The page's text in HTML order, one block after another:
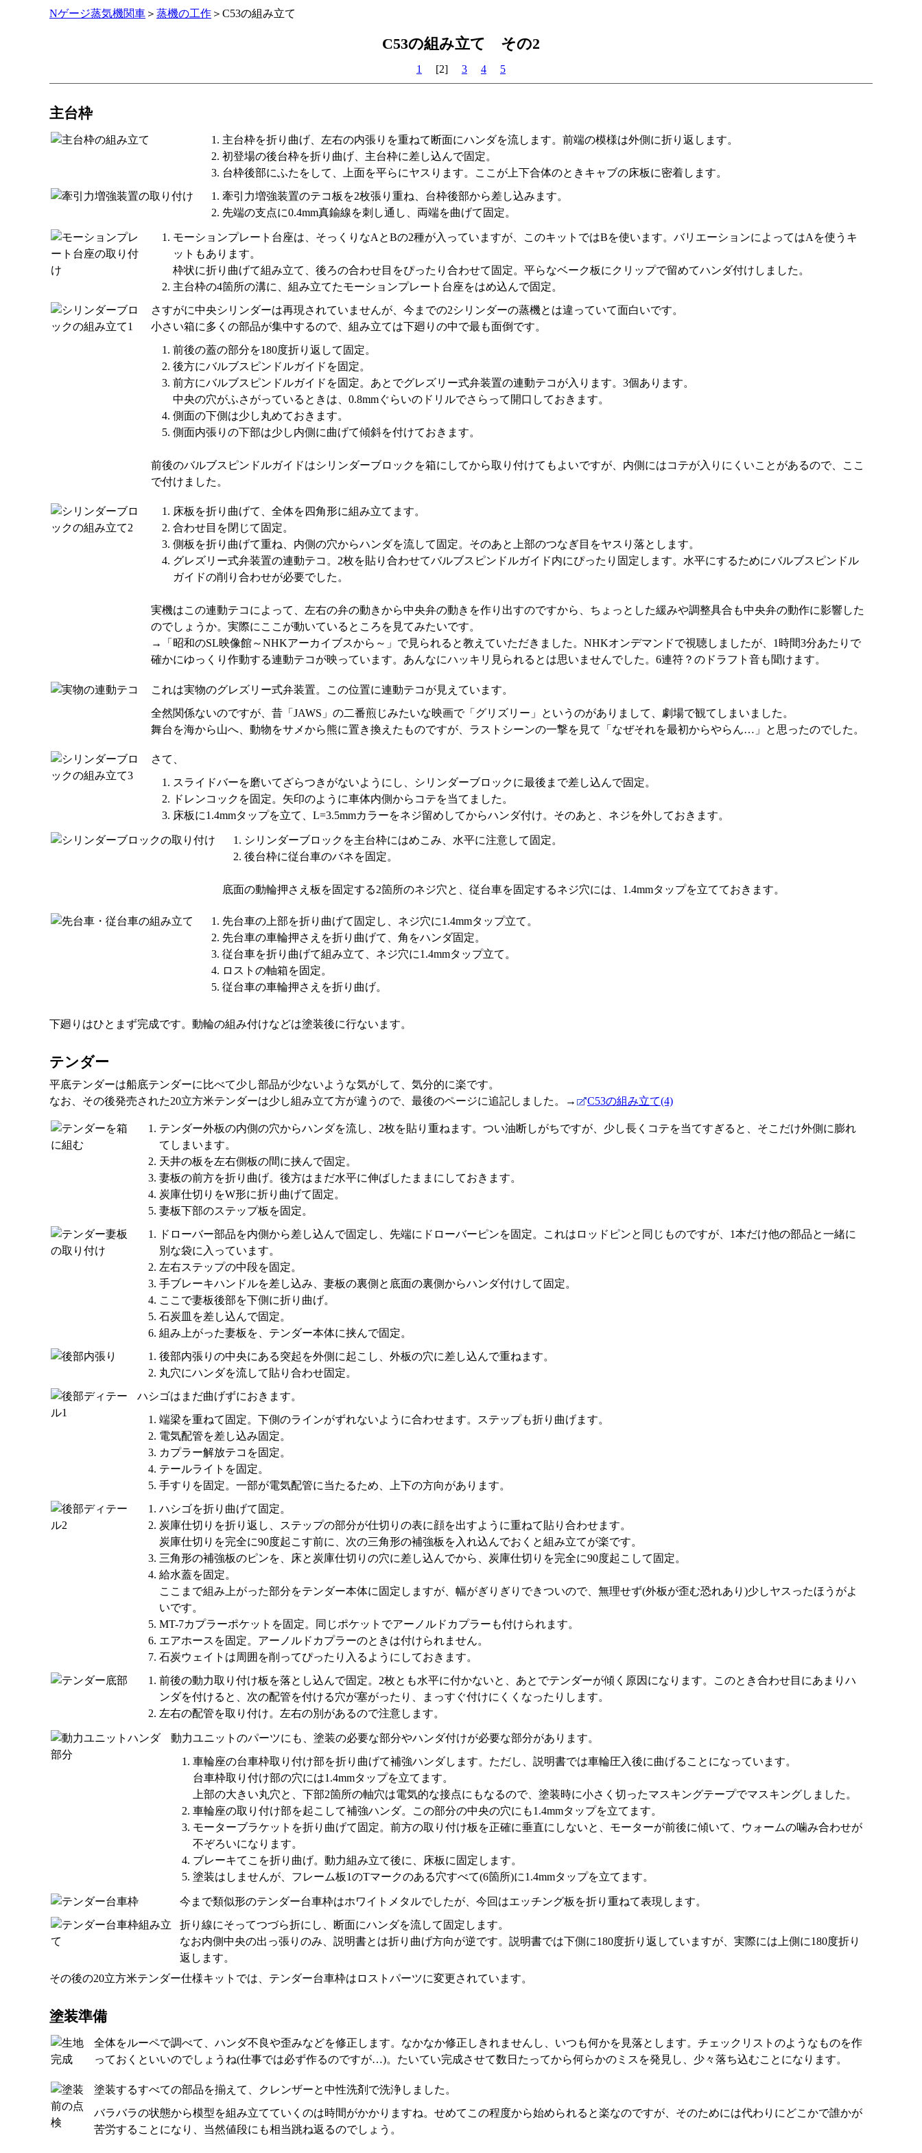
Nゲージ蒸気機関車 ＞ 蒸機の工作 ＞C53の組み立て
C53の組み立て その2
1 [2] 3 4 5
主台枠
主台枠を折り曲げ、左右の内張りを重ねて断面にハンダを流します。前端の模様は外側に折り返します。
初登場の後台枠を折り曲げ、主台枠に差し込んで固定。
台枠後部にふたをして、上面を平らにヤスります。ここが上下合体のときキャブの床板に密着します。
牽引力増強装置のテコ板を2枚張り重ね、台枠後部から差し込みます。
先端の支点に0.4mm真鍮線を刺し通し、両端を曲げて固定。
モーションプレート台座は、そっくりなAとBの2種が入っていますが、このキットではBを使います。バリエーションによってはAを使うキ
ットもあります。
枠状に折り曲げて組み立て、後ろの合わせ目をぴったり合わせて固定。平らなベーク板にクリップで留めてハンダ付けしました。
主台枠の4箇所の溝に、組み立てたモーションプレート台座をはめ込んで固定。
さすがに中央シリンダーは再現されていませんが、今までの2シリンダーの蒸機とは違っていて面白いです。
小さい箱に多くの部品が集中するので、組み立ては下廻りの中で最も面倒です。
前後の蓋の部分を180度折り返して固定。
後方にバルブスピンドルガイドを固定。
前方にバルブスピンドルガイドを固定。あとでグレズリー式弁装置の連動テコが入ります。3個あります。
中央の穴がふさがっているときは、0.8mmぐらいのドリルでさらって開口しておきます。
側面の下側は少し丸めておきます。
側面内張りの下部は少し内側に曲げて傾斜を付けておきます。
前後のバルブスピンドルガイドはシリンダーブロックを箱にしてから取り付けてもよいですが、内側にはコテが入りにくいことがあるので、ここ
で付けました。
床板を折り曲げて、全体を四角形に組み立てます。
合わせ目を閉じて固定。
側板を折り曲げて重ね、内側の穴からハンダを流して固定。そのあと上部のつなぎ目をヤスり落とします。
グレズリー式弁装置の連動テコ。2枚を貼り合わせてバルブスピンドルガイド内にぴったり固定します。水平にするためにバルブスピンドル
ガイドの削り合わせが必要でした。
実機はこの連動テコによって、左右の弁の動きから中央弁の動きを作り出すのですから、ちょっとした緩みや調整具合も中央弁の動作に影響した
のでしょうか。実際にここが動いているところを見てみたいです。
→「昭和のSL映像館～NHKアーカイブスから～」で見られると教えていただきました。NHKオンデマンドで視聴しましたが、1時間3分あたりで
確かにゆっくり作動する連動テコが映っています。あんなにハッキリ見られるとは思いませんでした。6連符？のドラフト音も聞けます。
これは実物のグレズリー式弁装置。この位置に連動テコが見えています。
全然関係ないのですが、昔「JAWS」の二番煎じみたいな映画で「グリズリー」というのがありまして、劇場で観てしまいました。
舞台を海から山へ、動物をサメから熊に置き換えたものですが、ラストシーンの一撃を見て「なぜそれを最初からやらん…」と思ったのでした。
さて、
スライドバーを磨いてざらつきがないようにし、シリンダーブロックに最後まで差し込んで固定。
ドレンコックを固定。矢印のように車体内側からコテを当てました。
床板に1.4mmタップを立て、L=3.5mmカラーをネジ留めしてからハンダ付け。そのあと、ネジを外しておきます。
シリンダーブロックを主台枠にはめこみ、水平に注意して固定。
後台枠に従台車のバネを固定。
底面の動輪押さえ板を固定する2箇所のネジ穴と、従台車を固定するネジ穴には、1.4mmタップを立てておきます。
先台車の上部を折り曲げて固定し、ネジ穴に1.4mmタップ立て。
先台車の車輪押さえを折り曲げて、角をハンダ固定。
従台車を折り曲げて組み立て、ネジ穴に1.4mmタップ立て。
ロストの軸箱を固定。
従台車の車輪押さえを折り曲げ。
下廻りはひとまず完成です。動輪の組み付けなどは塗装後に行ないます。
テンダー
平底テンダーは船底テンダーに比べて少し部品が少ないような気がして、気分的に楽です。
なお、その後発売された20立方米テンダーは少し組み立て方が違うので、最後のページに追記しました。→
C53の組み立て(4)
テンダー外板の内側の穴からハンダを流し、2枚を貼り重ねます。つい油断しがちですが、少し長くコテを当てすぎると、そこだけ外側に膨れ
てしまいます。
天井の板を左右側板の間に挟んで固定。
妻板の前方を折り曲げ。後方はまだ水平に伸ばしたままにしておきます。
炭庫仕切りをW形に折り曲げて固定。
妻板下部のステップ板を固定。
ドローバー部品を内側から差し込んで固定し、先端にドローバーピンを固定。これはロッドピンと同じものですが、1本だけ他の部品と一緒に
別な袋に入っています。
左右ステップの中段を固定。
手ブレーキハンドルを差し込み、妻板の裏側と底面の裏側からハンダ付けして固定。
ここで妻板後部を下側に折り曲げ。
石炭皿を差し込んで固定。
組み上がった妻板を、テンダー本体に挟んで固定。
後部内張りの中央にある突起を外側に起こし、外板の穴に差し込んで重ねます。
丸穴にハンダを流して貼り合わせ固定。
ハシゴはまだ曲げずにおきます。
端梁を重ねて固定。下側のラインがずれないように合わせます。ステップも折り曲げます。
電気配管を差し込み固定。
カプラー解放テコを固定。
テールライトを固定。
手すりを固定。一部が電気配管に当たるため、上下の方向があります。
ハシゴを折り曲げて固定。
炭庫仕切りを折り返し、ステップの部分が仕切りの表に顔を出すように重ねて貼り合わせます。
炭庫仕切りを完全に90度起こす前に、次の三角形の補強板を入れ込んでおくと組み立てが楽です。
三角形の補強板のピンを、床と炭庫仕切りの穴に差し込んでから、炭庫仕切りを完全に90度起こして固定。
給水蓋を固定。
ここまで組み上がった部分をテンダー本体に固定しますが、幅がぎりぎりできついので、無理せず(外板が歪む恐れあり)少しヤスったほうがよ
いです。
MT-7カプラーポケットを固定。同じポケットでアーノルドカプラーも付けられます。
エアホースを固定。アーノルドカプラーのときは付けられません。
石炭ウェイトは周囲を削ってぴったり入るようにしておきます。
前後の動力取り付け板を落とし込んで固定。2枚とも水平に付かないと、あとでテンダーが傾く原因になります。このとき合わせ目にあまりハ
ンダを付けると、次の配管を付ける穴が塞がったり、まっすぐ付けにくくなったりします。
左右の配管を取り付け。左右の別があるので注意します。
動力ユニットのパーツにも、塗装の必要な部分やハンダ付けが必要な部分があります。
車輪座の台車枠取り付け部を折り曲げて補強ハンダします。ただし、説明書では車輪圧入後に曲げることになっています。
台車枠取り付け部の穴には1.4mmタップを立てます。
上部の大きい丸穴と、下部2箇所の軸穴は電気的な接点にもなるので、塗装時に小さく切ったマスキングテープでマスキングしました。
車輪座の取り付け部を起こして補強ハンダ。この部分の中央の穴にも1.4mmタップを立てます。
モーターブラケットを折り曲げて固定。前方の取り付け板を正確に垂直にしないと、モーターが前後に傾いて、ウォームの噛み合わせが
不ぞろいになります。
ブレーキてこを折り曲げ。動力組み立て後に、床板に固定します。
塗装はしませんが、フレーム板1のTマークのある穴すべて(6箇所)に1.4mmタップを立てます。
今まで類似形のテンダー台車枠はホワイトメタルでしたが、今回はエッチング板を折り重ねて表現します。
折り線にそってつづら折にし、断面にハンダを流して固定します。
なお内側中央の出っ張りのみ、説明書とは折り曲げ方向が逆です。説明書では下側に180度折り返していますが、実際には上側に180度折り
返します。
その後の20立方米テンダー仕様キットでは、テンダー台車枠はロストパーツに変更されています。
塗装準備
全体をルーペで調べて、ハンダ不良や歪みなどを修正します。なかなか修正しきれませんし、いつも何かを見落とします。チェックリストのようなものを作
っておくといいのでしょうね(仕事では必ず作るのですが…)。たいてい完成させて数日たってから何らかのミスを発見し、少々落ち込むことになります。
塗装するすべての部品を揃えて、クレンザーと中性洗剤で洗浄しました。
バラバラの状態から模型を組み立てていくのは時間がかかりますね。せめてこの程度から始められると楽なのですが、そのためには代わりにどこかで誰かが
苦労することになり、当然値段にも相当跳ね返るのでしょう。